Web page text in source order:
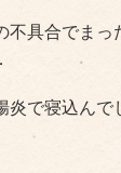
不具合でまっ
炎で寝込ん